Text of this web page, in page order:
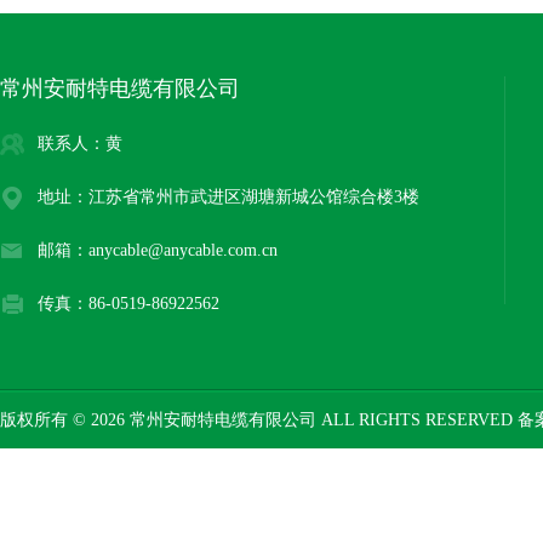
常州安耐特电缆有限公司
联系人：黄
地址：江苏省常州市武进区湖塘新城公馆综合楼3楼
邮箱：anycable@anycable.com.cn
传真：86-0519-86922562
版权所有 © 2026 常州安耐特电缆有限公司 ALL RIGHTS RESERVED 备